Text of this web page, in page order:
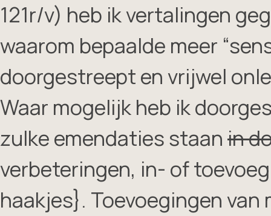
121r/v) heb ik vertalingen
waarom bepaalde meer
doorgestreept en vrijwel
Waar mogelijk heb ik
zulke emendaties staanin
verbeteringen, in- of
haakjes}. Toevoegingen